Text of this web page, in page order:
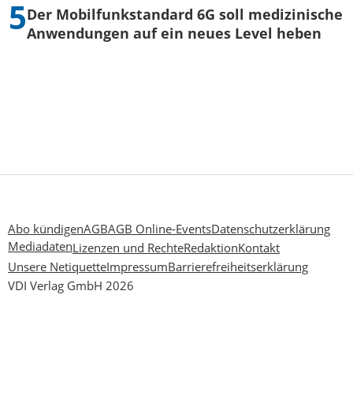
Der Mobilfunkstandard 6G soll medizinische
Anwendungen auf ein neues Level heben
Abo kündigenAGBAGB Online-EventsDatenschutzerklärung
MediadatenLizenzen und RechteRedaktionKontakt
Unsere NetiquetteImpressumBarrierefreiheitserklärung
VDI Verlag GmbH 2026